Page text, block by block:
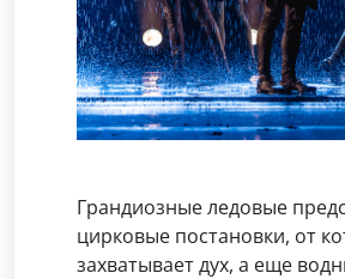
Грандиозные ледовые
цирковые постановки, от
захватывает дух, а еще